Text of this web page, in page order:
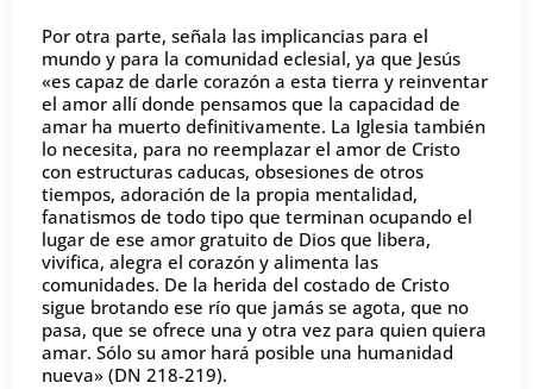
Por otra parte, señala las implicancias para el
mundo y para la comunidad eclesial, ya que Jesús
«es capaz de darle corazón a esta tierra y reinventar
el amor allí donde pensamos que la capacidad de
amar ha muerto definitivamente. La Iglesia también
lo necesita, para no reemplazar el amor de Cristo
con estructuras caducas, obsesiones de otros
tiempos, adoración de la propia mentalidad,
fanatismos de todo tipo que terminan ocupando el
lugar de ese amor gratuito de Dios que libera,
vivifica, alegra el corazón y alimenta las
comunidades. De la herida del costado de Cristo
sigue brotando ese río que jamás se agota, que no
pasa, que se ofrece una y otra vez para quien quiera
amar. Sólo su amor hará posible una humanidad
nueva» (DN 218-219).